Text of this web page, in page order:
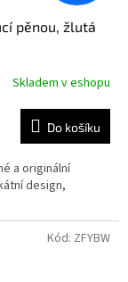
pěnou, žlutá
Skladem v eshopu
Do košíku
a originální
design,
Kód: ZFYBW